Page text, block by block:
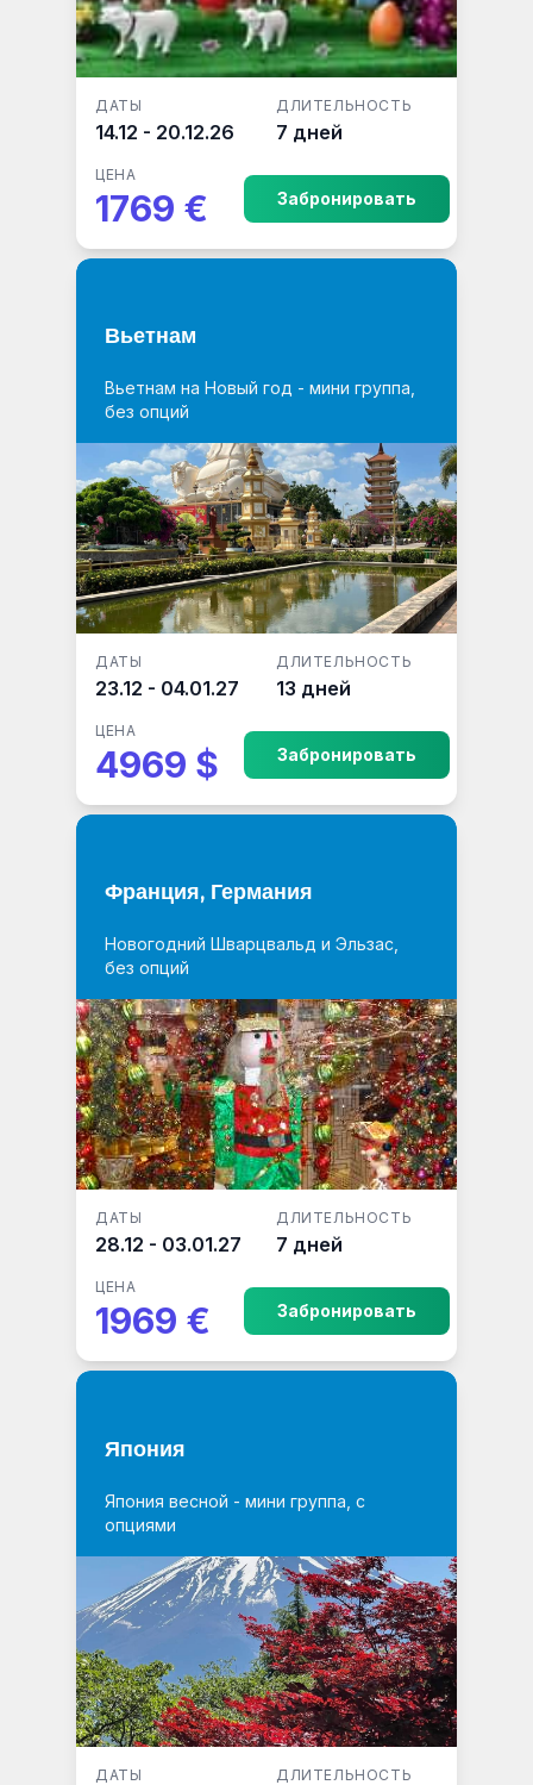
ДАТЫ
14.12 - 20.12.26
ДЛИТЕЛЬНОСТЬ
7 дней
ЦЕНА
1769 € Забронировать
Вьетнам
Вьетнам на Новый год - мини группа,
без опций
ДАТЫ
23.12 - 04.01.27
ДЛИТЕЛЬНОСТЬ
13 дней
ЦЕНА
4969 $ Забронировать
Франция, Германия
Новогодний Шварцвальд и Эльзас,
без опций
ДАТЫ
28.12 - 03.01.27
ДЛИТЕЛЬНОСТЬ
7 дней
ЦЕНА
1969 € Забронировать
Япония
Япония весной - мини группа, с
опциями
ДАТЫ ДЛИТЕЛЬНОСТЬ